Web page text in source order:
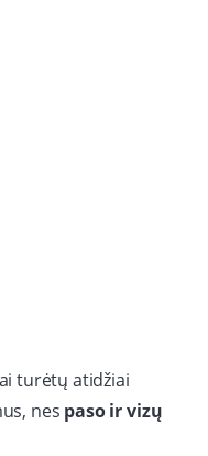
turėtų atidžiai
nes paso ir vizų